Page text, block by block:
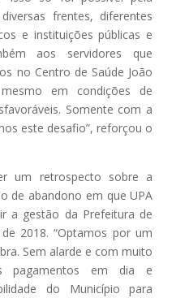
frentes, diferentes
e instituições públicas e
aos servidores que
no Centro de Saúde João
em condições de
Somente com a
este desafio”, reforçou o
um retrospecto sobre a
de abandono em que UPA
a gestão da Prefeitura de
2018. “Optamos por um
Sem alarde e com muito
pagamentos em dia e
do Município para